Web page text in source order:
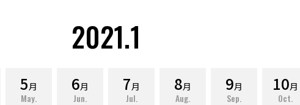
2021.1
5月
May.
6月
Jun.
7月
Jul.
8月
Aug.
9月
Sep.
10月
Oct.